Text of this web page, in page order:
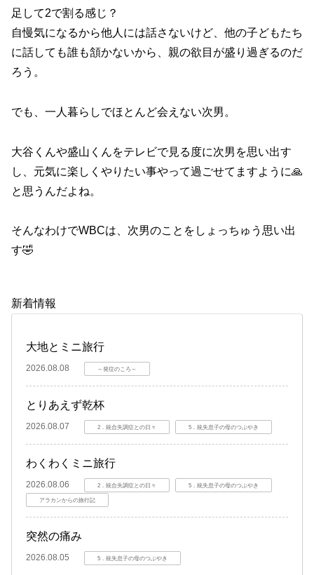
足して2で割る感じ？
自慢気になるから他人には話さないけど、他の子どもたち
に話しても誰も頷かないから、親の欲目が盛り過ぎるのだ
ろう。
でも、一人暮らしでほとんど会えない次男。
大谷くんや盛山くんをテレビで見る度に次男を思い出す
し、元気に楽しくやりたい事やって過ごせてますように🙏
と思うんだよね。
そんなわけでWBCは、次男のことをしょっちゅう思い出
す🤣
新着情報
大地とミニ旅行
2026.08.08 ～発症のころ～
とりあえず乾杯
2026.08.07 2．統合失調症との日々 5．統失息子の母のつぶやき
わくわくミニ旅行
2026.08.06 2．統合失調症との日々 5．統失息子の母のつぶやき
アラカンからの旅行記
突然の痛み
2026.08.05 5．統失息子の母のつぶやき